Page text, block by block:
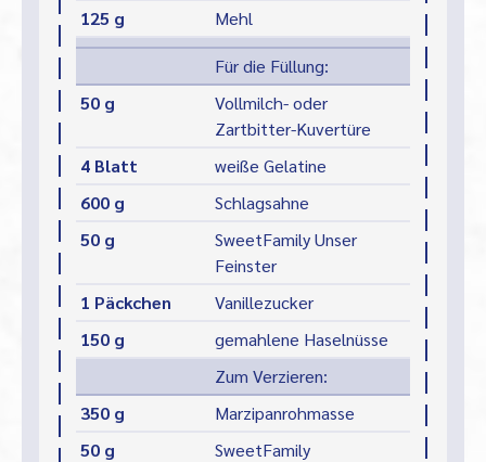
125 g
Mehl
Für die Füllung:
50 g
Vollmilch- oder
Zartbitter-Kuvertüre
4 Blatt
weiße Gelatine
600 g
Schlagsahne
50 g
SweetFamily Unser
Feinster
1 Päckchen
Vanillezucker
150 g
gemahlene Haselnüsse
Zum Verzieren:
350 g
Marzipanrohmasse
50 g
SweetFamily